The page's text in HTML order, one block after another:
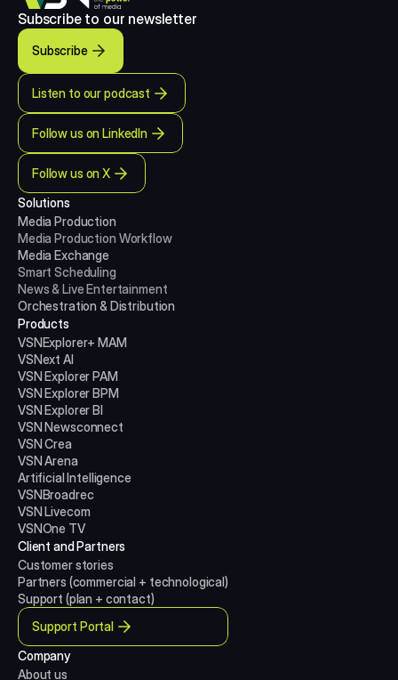
Subscribe to our newsletter
Subscribe
Listen to our podcast
Follow us on LinkedIn
Follow us on X
Solutions
Media Production
Media Production Workflow
Media Exchange
Smart Scheduling
News & Live Entertainment
Orchestration & Distribution
Products
VSNExplorer+ MAM
VSNext AI
VSN Explorer PAM
VSN Explorer BPM
VSN Explorer BI
VSN Newsconnect
VSN Crea
VSN Arena
Artificial Intelligence
VSNBroadrec
VSN Livecom
VSNOne TV
Client and Partners
Customer stories
Partners (commercial + technological)
Support (plan + contact)
Support Portal
Company
About us